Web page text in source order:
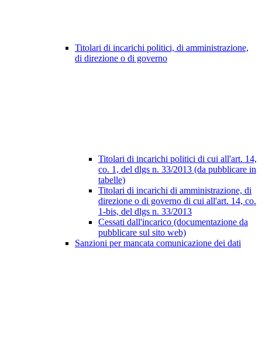
Titolari di incarichi politici, di amministrazione,
di direzione o di governo
Titolari di incarichi politici di cui all'art. 14,
co. 1, del dlgs n. 33/2013 (da pubblicare in
tabelle)
Titolari di incarichi di amministrazione, di
direzione o di governo di cui all'art. 14, co.
1-bis, del dlgs n. 33/2013
Cessati dall'incarico (documentazione da
pubblicare sul sito web)
Sanzioni per mancata comunicazione dei dati